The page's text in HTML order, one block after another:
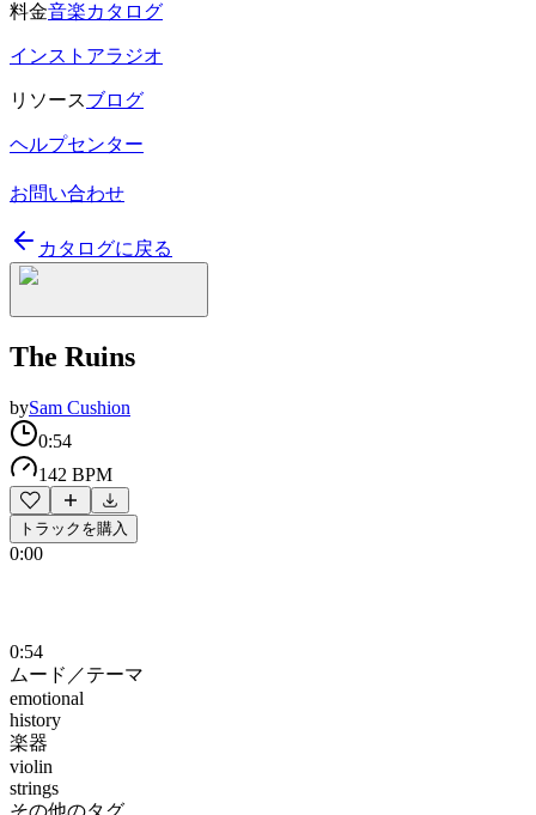
料金音楽カタログ
インストアラジオ
リソースブログ
ヘルプセンター
お問い合わせ
カタログに戻る
The Ruins
bySam Cushion
0:54
142 BPM
トラックを購入
0:00
0:54
ムード／テーマ
emotional
history
楽器
violin
strings
その他のタグ